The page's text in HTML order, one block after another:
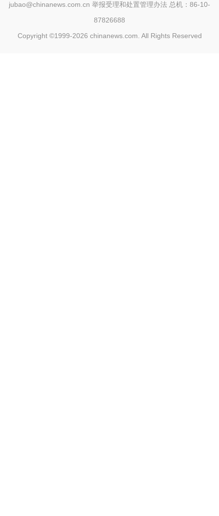
jubao@chinanews.com.cn 举报受理和处置管理办法 总机：86-10-
87826688
Copyright ©1999-2026 chinanews.com. All Rights Reserved